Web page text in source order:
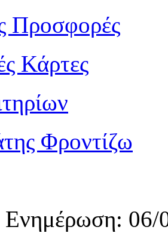
Προσφορές
Κάρτες
Φροντίζω
Ενημέρωση: